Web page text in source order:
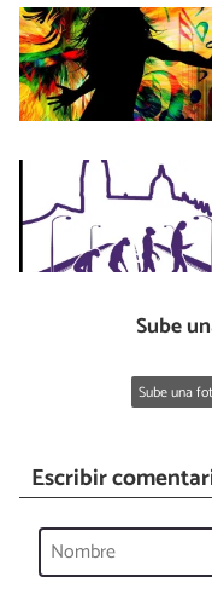
Sube
Sube una
Escribir